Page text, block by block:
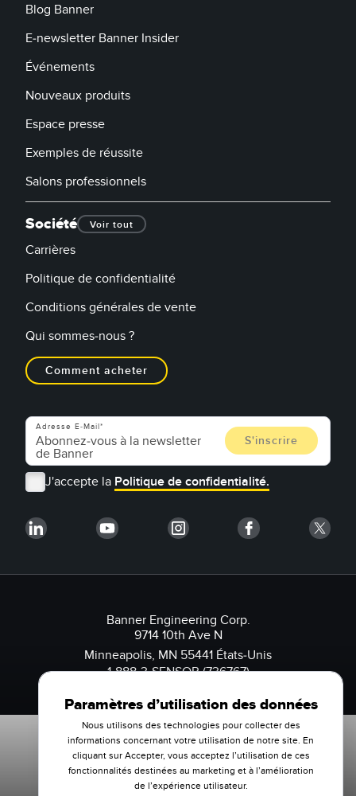
Blog Banner
E-newsletter Banner Insider
Événements
Nouveaux produits
Espace presse
Exemples de réussite
Salons professionnels
Société Voir tout
Carrières
Politique de confidentialité
Conditions générales de vente
Qui sommes-nous ?
Comment acheter
Adresse E-Mail
J'accepte la Politique de confidentialité.
Banner Engineering Corp.
9714 10th Ave N
Minneapolis, MN 55441 États-Unis
1-888-3-SENSOR (736767)
Paramètres d’utilisation des données
Nous utilisons des technologies pour collecter des
informations concernant votre utilisation de notre site. En
cliquant sur Accepter, vous acceptez l’utilisation de ces
fonctionnalités destinées au marketing et à l’amélioration
de l’expérience utilisateur.